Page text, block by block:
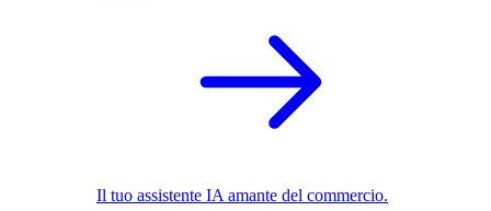
Il tuo assistente IA amante del commercio.